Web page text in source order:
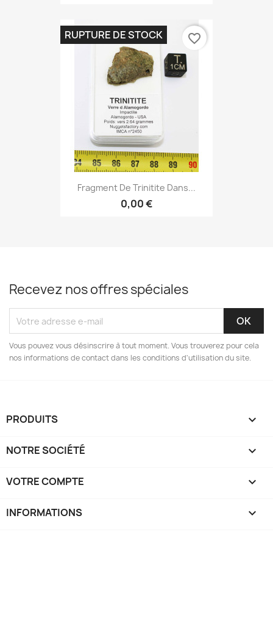
Fragment De Trinitite Dans...
0,00 €
RUPTURE DE STOCK favorite_border
Recevez nos offres spéciales
Vous pouvez vous désinscrire à tout moment. Vous trouverez pour cela
nos informations de contact dans les conditions d'utilisation du site.
PRODUITS 
NOTRE SOCIÉTÉ 
VOTRE COMPTE 
INFORMATIONS keyboard_arrow_down